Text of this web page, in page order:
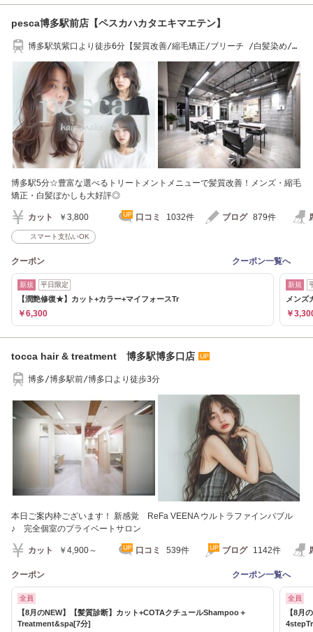
pesca博多駅前店【ペスカハカタエキマエテン】
博多駅筑紫口より徒歩6分【髪質改善/縮毛矯正/ブリーチ /白髪染め/エ
博多駅5分☆豊富な選べるトリートメントメニューで髪質改善！メンズ・縮毛
矯正・白髪ぼかしも大好評◎
カット ￥3,800 口コミ 1032件 ブログ 879件
スマート支払いOK
クーポン クーポン一覧へ
新規 平日限定
【潤艶修復★】カット+カラー+マイフォースTr
￥6,300
新規
メンズ
￥
tocca hair & treatment 博多駅博多口店
博多/博多駅前/博多口より徒歩3分
本日ご案内枠ございます！ 新感覚 ReFa VEENA ウルトラファインバブル
♪ 完全個室のプライベートサロン
カット ￥4,900～ 口コミ 539件 ブログ 1142件
クーポン クーポン一覧へ
全員
【8月のNEW】【髪質診断】カット+COTAクチュールShampoo＋
Treatment&spa[7分]
全員
【8月